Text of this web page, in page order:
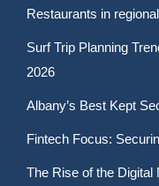
Restaurants in
Surf Trip Planning
2026
Albany’s Best Kept
Fintech Focus:
The Rise of the Digital